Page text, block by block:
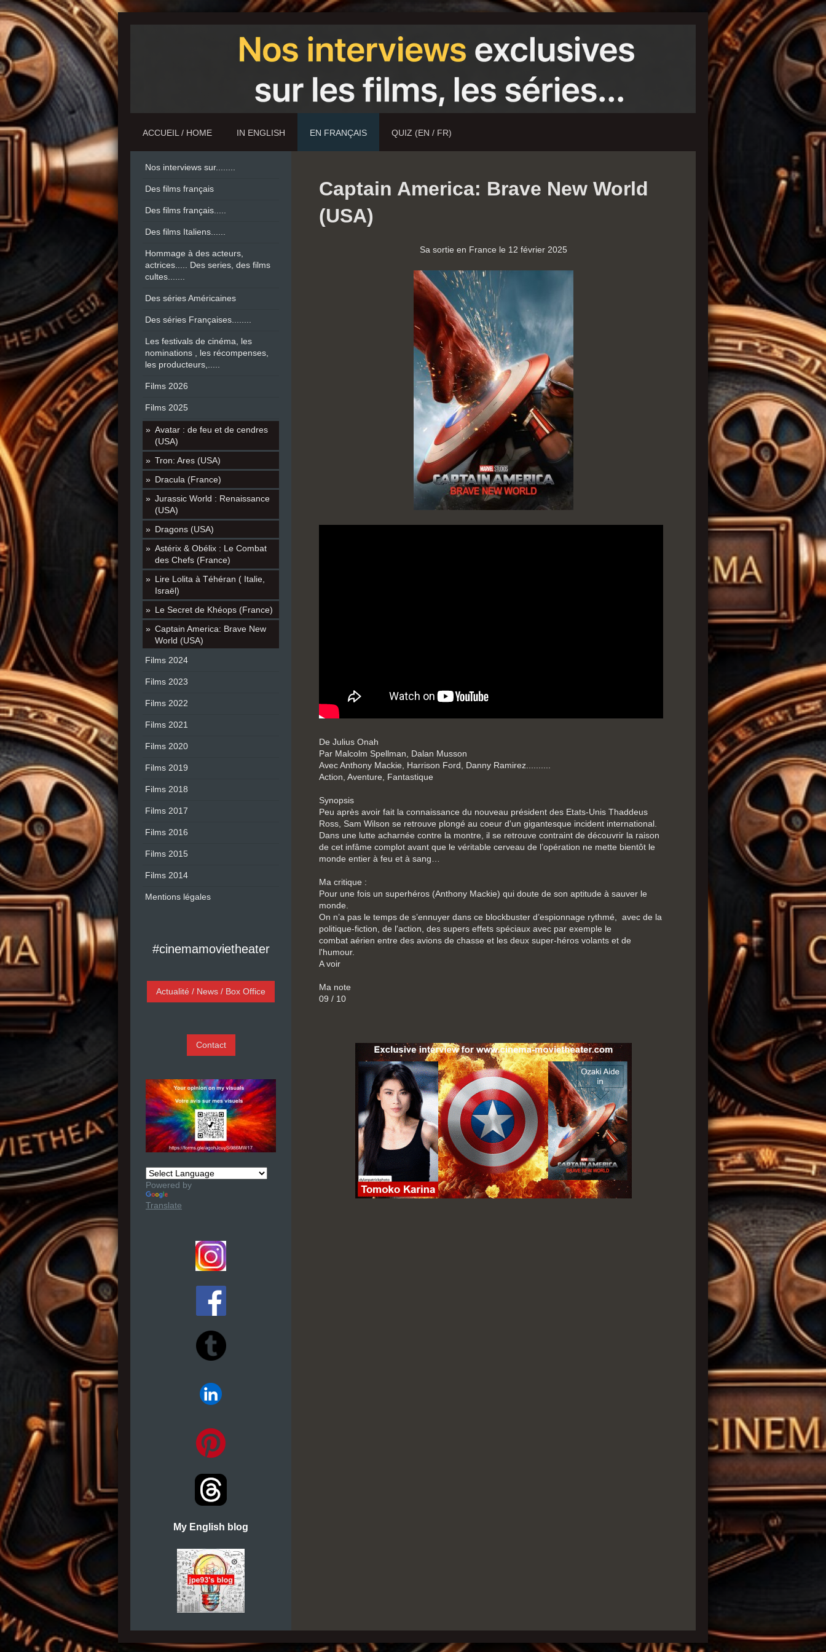
ACCUEIL / HOME IN ENGLISH EN FRANÇAIS QUIZ (EN / FR)
Captain America: Brave New World
(USA)
Sa sortie en France le 12 février 2025
De Julius Onah
Par Malcolm Spellman, Dalan Musson
Avec Anthony Mackie, Harrison Ford, Danny Ramirez..........
Action, Aventure, Fantastique
Synopsis
Peu après avoir fait la connaissance du nouveau président des Etats-Unis Thaddeus
Ross, Sam Wilson se retrouve plongé au coeur d'un gigantesque incident international.
Dans une lutte acharnée contre la montre, il se retrouve contraint de découvrir la raison
de cet infâme complot avant que le véritable cerveau de l’opération ne mette bientôt le
monde entier à feu et à sang…
Ma critique :
Pour une fois un superhéros (Anthony Mackie) qui doute de son aptitude à sauver le
monde.
On n’a pas le temps de s’ennuyer dans ce blockbuster d’espionnage rythmé, avec de la
politique-fiction, de l'action, des supers effets spéciaux avec par exemple le
combat aérien entre des avions de chasse et les deux super-héros volants et de
l'humour.
A voir
Ma note
09 / 10
Nos interviews sur........
Des films français
Des films français.....
Des films Italiens......
Hommage à des acteurs,
actrices..... Des series, des films
cultes.......
Des séries Américaines
Des séries Françaises........
Les festivals de cinéma, les
nominations , les récompenses,
les producteurs,.....
Films 2026
Films 2025
Avatar : de feu et de cendres
(USA)
Tron: Ares (USA)
Dracula (France)
Jurassic World : Renaissance
(USA)
Dragons (USA)
Astérix & Obélix : Le Combat
des Chefs (France)
Lire Lolita à Téhéran ( Italie,
Israël)
Le Secret de Khéops (France)
Captain America: Brave New
World (USA)
Films 2024
Films 2023
Films 2022
Films 2021
Films 2020
Films 2019
Films 2018
Films 2017
Films 2016
Films 2015
Films 2014
Mentions légales
#cinemamovietheater
Actualité / News / Box Office
Contact
Powered by
Translate
My English blog